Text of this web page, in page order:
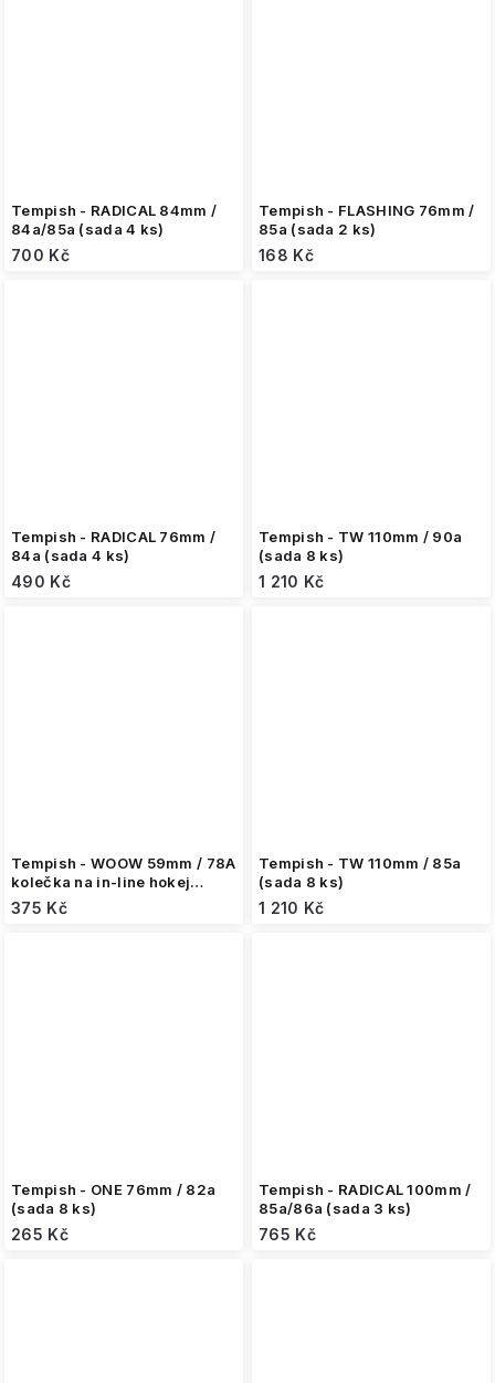
Tempish - RADICAL 84mm /
84a/85a (sada 4 ks)
700 Kč
Tempish - FLASHING 76mm /
85a (sada 2 ks)
168 Kč
Tempish - RADICAL 76mm /
84a (sada 4 ks)
490 Kč
Tempish - TW 110mm / 90a
(sada 8 ks)
1 210 Kč
Tempish - WOOW 59mm / 78A
kolečka na in-line hokej
(sada 4 ks)
375 Kč
Tempish - TW 110mm / 85a
(sada 8 ks)
1 210 Kč
Tempish - ONE 76mm / 82a
(sada 8 ks)
265 Kč
Tempish - RADICAL 100mm /
85a/86a (sada 3 ks)
765 Kč